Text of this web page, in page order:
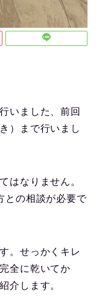
いました、前回
）まで行いまし
はなりません。
との相談が必要で
。せっかくキレ
全に乾いてか
介します。